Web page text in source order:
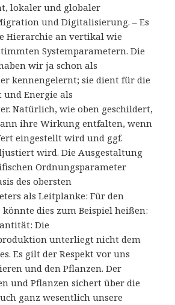
lokaler und globaler
und Digitalisierung. – Es
Hierarchie an vertikal wie
Systemparametern. Die
wir ja schon als
kennengelernt; sie dient für die
Energie als
Natürlich, wie oben geschildert,
ihre Wirkung entfalten, wenn
eingestellt wird und ggf.
wird. Die Ausgestaltung
Ordnungsparameter
des obersten
als Leitplanke: Für den
dies zum Beispiel heißen:
Die
unterliegt nicht dem
Es gilt der Respekt vor uns
und den Pflanzen. Der
und Pflanzen sichert über die
ganz wesentlich unsere